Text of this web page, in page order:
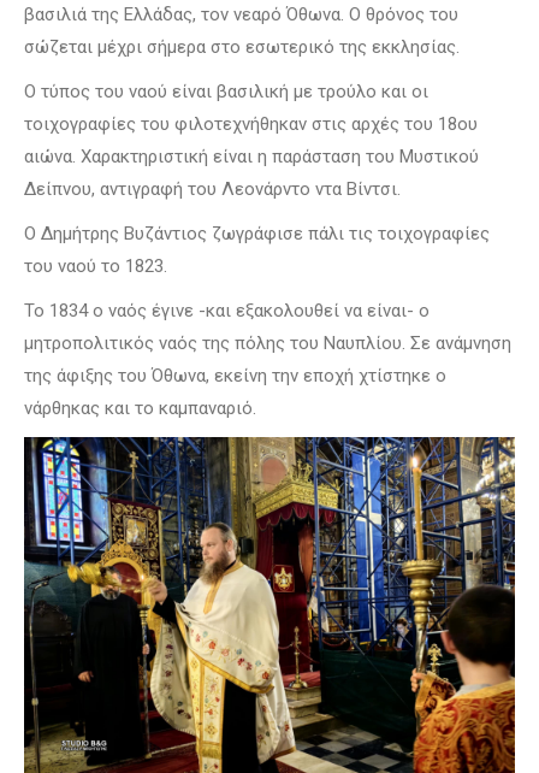
βασιλιά της Ελλάδας, τον νεαρό Όθωνα. Ο θρόνος του
σώζεται μέχρι σήμερα στο εσωτερικό της εκκλησίας.
O τύπος του ναού είναι βασιλική με τρούλο και οι
τοιχογραφίες του φιλοτεχνήθηκαν στις αρχές του 18ου
αιώνα. Χαρακτηριστική είναι η παράσταση του Μυστικού
Δείπνου, αντιγραφή του Λεονάρντο ντα Bίντσι.
Ο Δημήτρης Βυζάντιος ζωγράφισε πάλι τις τοιχογραφίες
του ναού το 1823.
Το 1834 ο ναός έγινε -και εξακολουθεί να είναι- ο
μητροπολιτικός ναός της πόλης του Ναυπλίου. Σε ανάμνηση
της άφιξης του Όθωνα, εκείνη την εποχή χτίστηκε ο
νάρθηκας και το καμπαναριό.